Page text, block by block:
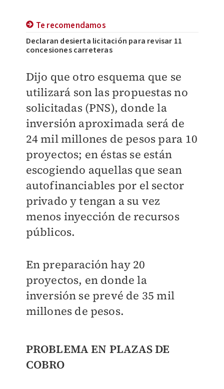
Te recomendamos
Declaran desierta licitación para revisar 11
concesiones carreteras
Dijo que otro esquema que se
utilizará son las propuestas no
solicitadas (PNS), donde la
inversión aproximada será de
24 mil millones de pesos para 10
proyectos; en éstas se están
escogiendo aquellas que sean
autofinanciables por el sector
privado y tengan a su vez
menos inyección de recursos
públicos.
En preparación hay 20
proyectos, en donde la
inversión se prevé de 35 mil
millones de pesos.
PROBLEMA EN PLAZAS DE
COBRO